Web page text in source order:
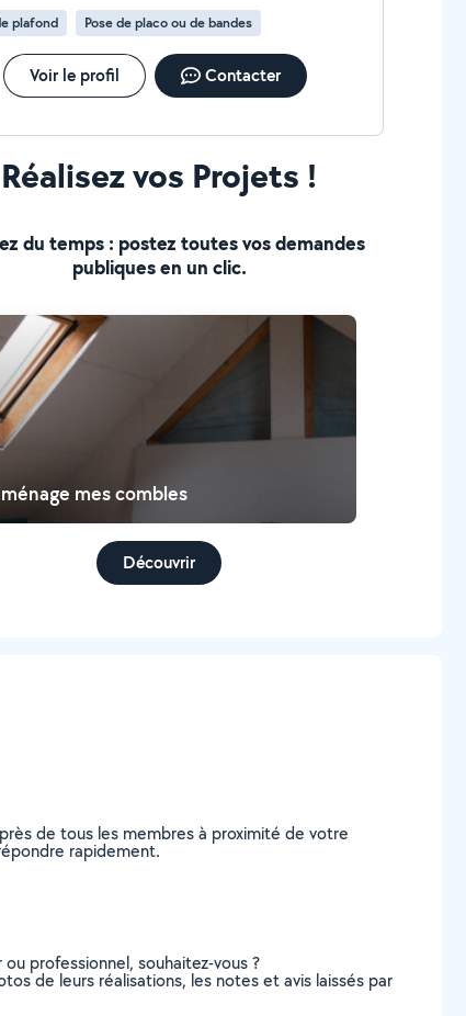
plafond Pose de placo ou de bandes
Voir le profil Contacter
Réalisez vos Projets !
du temps : postez toutes vos demandes
publiques en un clic.
mes combles
Découvrir
de tous les membres à proximité de votre
rapidement.
professionnel, souhaitez-vous ?
de leurs réalisations, les notes et avis laissés par